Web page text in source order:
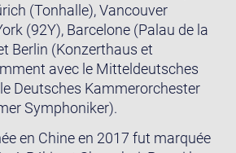
(Tonhalle), Vancouver
(92Y), Barcelone (Palau de la
Berlin (Konzerthaus et
avec le Mitteldeutsches
Deutsches Kammerorchester
Symphoniker).
en Chine en 2017 fut marquée